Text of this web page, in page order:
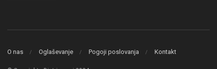
O nas Oglaševanje Pogoji poslovanja Kontakt